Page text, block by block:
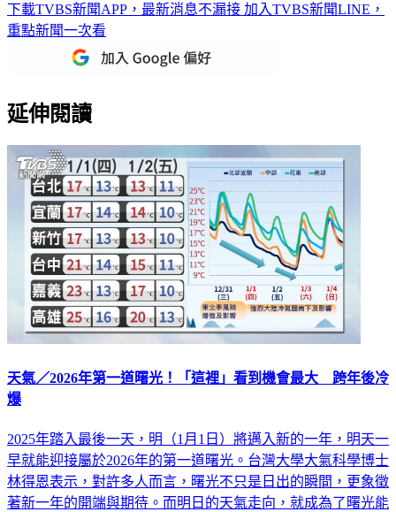
下載TVBS新聞APP，最新消息不漏接 加入TVBS新聞LINE，
重點新聞一次看
延伸閱讀
天氣／2026年第一道曙光！「這裡」看到機會最大 跨年後冷
爆
2025年踏入最後一天，明（1月1日）將邁入新的一年，明天一
早就能迎接屬於2026年的第一道曙光。台灣大學大氣科學博士
林得恩表示，對許多人而言，曙光不只是日出的瞬間，更象徵
著新一年的開端與期待。而明日的天氣走向，就成為了曙光能